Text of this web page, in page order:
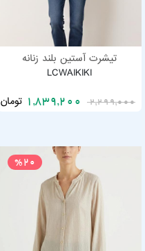
تیشرت آستین بلند زنانه
LCWAIKIKI
2,299,000 تومان
%20